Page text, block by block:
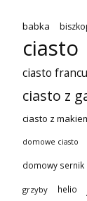
babka
ciasto
ciasto
ciasto z
ciasto z
domowe ciasto
domowy sernik
grzyby helio